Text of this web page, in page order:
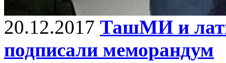
20.12.2017 ТашМИ и
подписали меморандум